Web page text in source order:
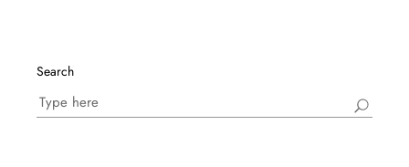
Search
Search
for: